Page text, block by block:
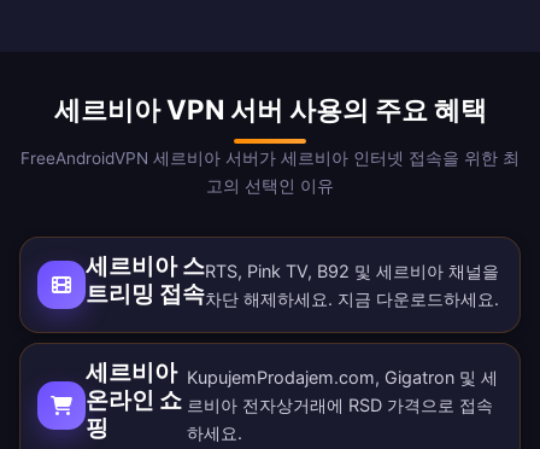
세르비아 VPN 서버 사용의 주요 혜택
FreeAndroidVPN 세르비아 서버가 세르비아 인터넷 접속을 위한 최
고의 선택인 이유
세르비아 스
트리밍 접속
RTS, Pink TV, B92 및 세르비아 채널을
차단 해제하세요. 지금 다운로드하세요.
세르비아
온라인 쇼
핑
KupujemProdajem.com, Gigatron 및 세
르비아 전자상거래에 RSD 가격으로 접속
하세요.